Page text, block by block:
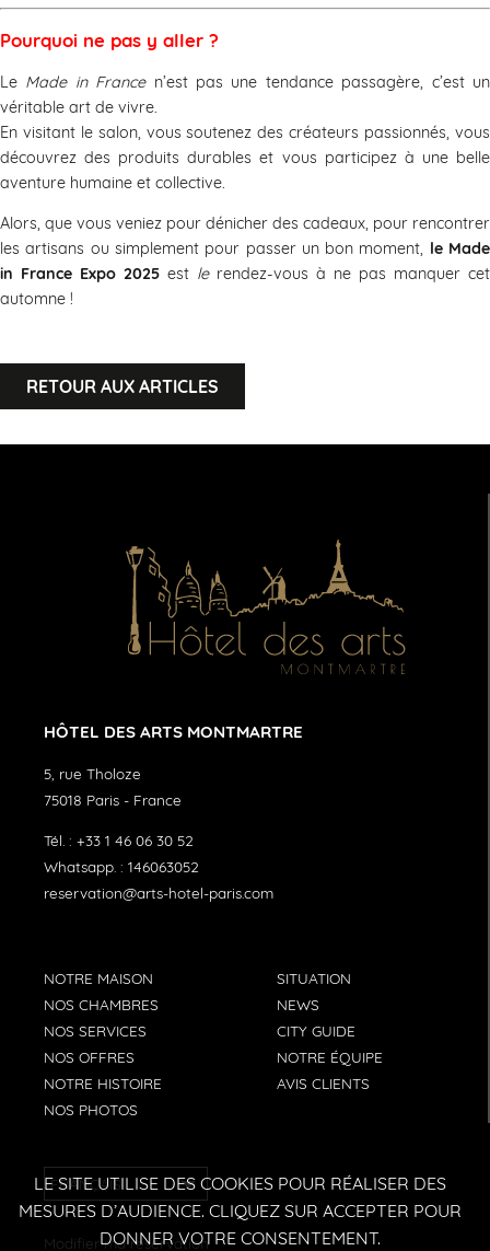
Pourquoi ne pas y aller ?
Le Made in Francen’est pas une tendance passagère, c’est un
véritable art de vivre.
En visitant le salon, vous soutenez des créateurs passionnés, vous
découvrez des produits durables et vous participez à une belle
aventure humaine et collective.
Alors, que vous veniez pour dénicher des cadeaux, pour rencontrer
les artisans ou simplement pour passer un bon moment, le Made
in France Expo 2025 est lerendez-vous à ne pas manquer cet
automne !
RETOUR AUX ARTICLES
HÔTEL DES ARTS MONTMARTRE
5, rue Tholoze
75018 Paris - France
Tél. : +33 1 46 06 30 52
Whatsapp. : 146063052
reservation@arts-hotel-paris.com
NOTRE MAISON
NOS CHAMBRES
NOS SERVICES
NOS OFFRES
NOTRE HISTOIRE
NOS PHOTOS
SITUATION
NEWS
CITY GUIDE
NOTRE ÉQUIPE
AVIS CLIENTS
FRANÇAIS
Modifier ma reservation
LE SITE UTILISE DES COOKIES POUR RÉALISER DES
MESURES D’AUDIENCE. CLIQUEZ SUR ACCEPTER POUR
DONNER VOTRE CONSENTEMENT.